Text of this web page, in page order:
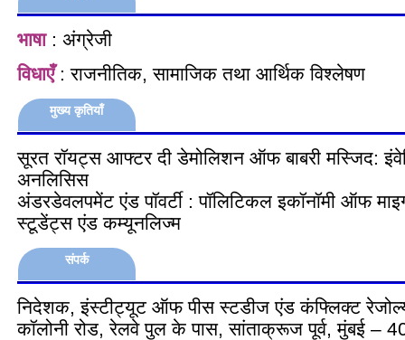
भाषा: अंग्रेजी
विधाएँ: राजनीतिक, सामाजिक तथा आर्थिक विश्लेषण
मुख्य कृतियाँ
सूरत रॉयट्स आफ्टर दी डेमोलिशन ऑफ बाबरी मस्जिद:
अनलिसिस
अंडरडेवलपमेंट एंड पॉवर्टी : पॉलिटिकल इकॉनॉमी ऑफ
स्टूडेंट्स एंड कम्यूनलिज्म
संपर्क
निदेशक, इंस्टीट्यूट ऑफ पीस स्टडीज एंड कंफ्लिक्ट
कॉलोनी रोड, रेलवे पुल के पास, सांताक्रूज पूर्व, मुंबई –